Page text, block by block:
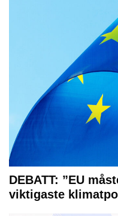
DEBATT: ”EU
viktigaste